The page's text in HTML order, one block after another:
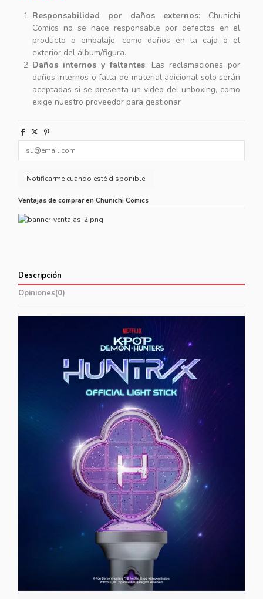
Responsabilidad por daños externos: Chunichi
Comics no se hace responsable por defectos en el
producto o embalaje, como daños en la caja o el
exterior del álbum/figura.
Daños internos y faltantes: Las reclamaciones por
daños internos o falta de material adicional solo serán
aceptadas si se presenta un video del unboxing, como
exige nuestro proveedor para gestionar
Ventajas de comprar en Chunichi Comics
Descripción
Opiniones(0)